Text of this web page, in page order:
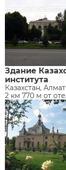
Здание
института
Казахстан,
2 км 770 м от